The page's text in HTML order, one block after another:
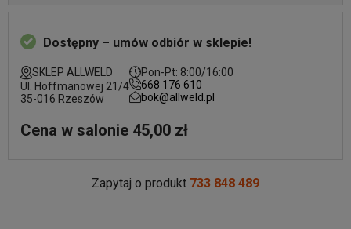
Dostępny – umów odbiór w sklepie!
SKLEP ALLWELD
Ul. Hoffmanowej 21/4
35-016 Rzeszów
Pon-Pt: 8:00/16:00
668 176 610
bok@allweld.pl
Cena w salonie 45,00 zł
Zapytaj o produkt 733 848 489